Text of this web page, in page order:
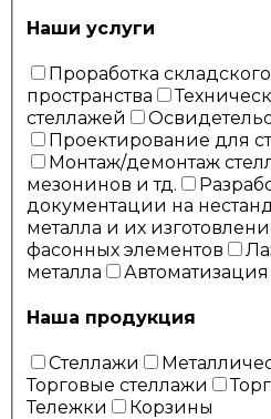
Наши услуги
Проработка
пространства
стеллажей
Проектирование для
Монтаж/демонтаж
мезонинов и тд.
документации на
металла и их
фасонных элементов
металла
Наша продукция
Стеллажи
Торговые стеллажи
Тележки
Корзины